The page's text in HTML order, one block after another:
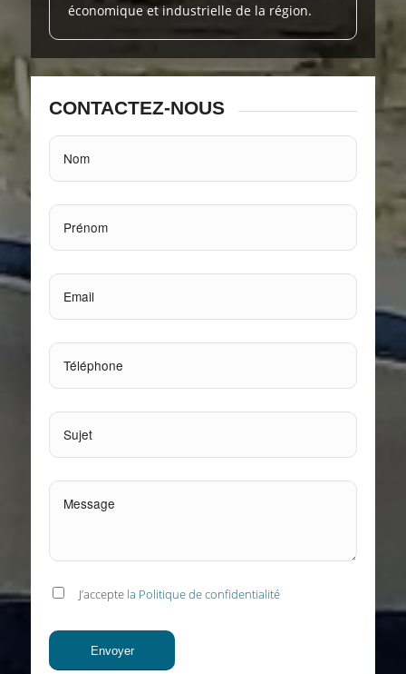
économique et industrielle de la région.
CONTACTEZ-NOUS
J’accepte la Politique de confidentialité